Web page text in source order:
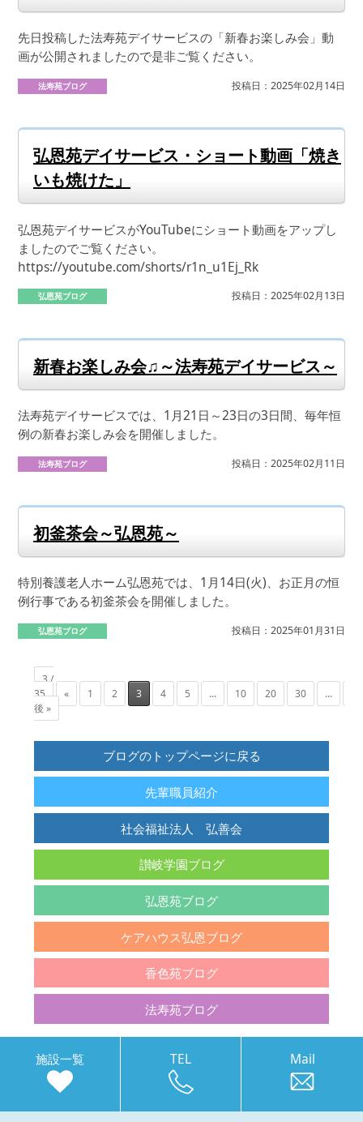
先日投稿した法寿苑デイサービスの「新春お楽しみ会」動
画が公開されましたので是非ご覧ください。
法寿苑ブログ 投稿日：2025年02月14日
弘恩苑デイサービス・ショート動画「焼き
いも焼けた」
弘恩苑デイサービスがYouTubeにショート動画をアップし
ましたのでご覧ください。
https://youtube.com/shorts/r1n_u1Ej_Rk
弘恩苑ブログ 投稿日：2025年02月13日
新春お楽しみ会♫～法寿苑デイサービス～
法寿苑デイサービスでは、1月21日～23日の3日間、毎年恒
例の新春お楽しみ会を開催しました。
法寿苑ブログ 投稿日：2025年02月11日
初釜茶会～弘恩苑～
特別養護老人ホーム弘恩苑では、1月14日(火)、お正月の恒
例行事である初釜茶会を開催しました。
弘恩苑ブログ 投稿日：2025年01月31日
3 /
35
« 1 2 3 4 5 ... 10 20 30 ...
後 »
ブログのトップページに戻る
先輩職員紹介
社会福祉法人 弘善会
讃岐学園ブログ
弘恩苑ブログ
ケアハウス弘恩ブログ
香色苑ブログ
法寿苑ブログ
施設一覧 TEL Mail